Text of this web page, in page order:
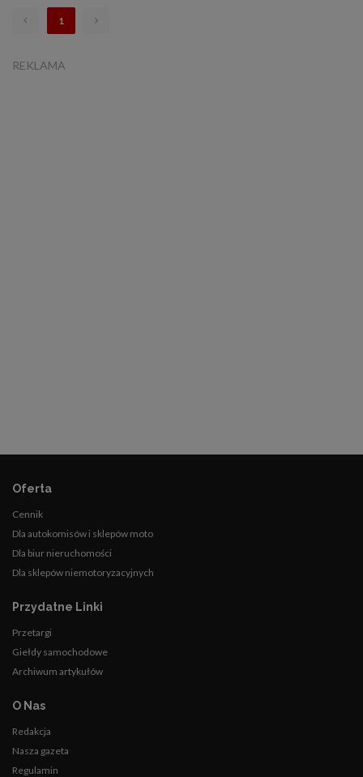
1
REKLAMA
Oferta
Cennik
Dla autokomisów i sklepów moto
Dla biur nieruchomości
Dla sklepów niemotoryzacyjnych
Przydatne Linki
Przetargi
Giełdy samochodowe
Archiwum artykułów
O Nas
Redakcja
Nasza gazeta
Regulamin